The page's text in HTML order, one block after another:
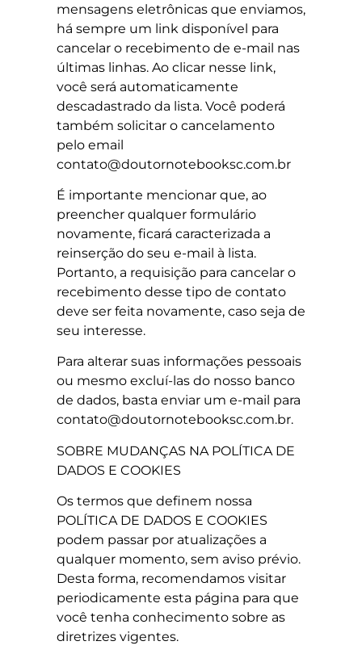
mensagens eletrônicas que enviamos,
há sempre um link disponível para
cancelar o recebimento de e-mail nas
últimas linhas. Ao clicar nesse link,
você será automaticamente
descadastrado da lista. Você poderá
também solicitar o cancelamento
pelo email
contato@doutornotebooksc.com.br
É importante mencionar que, ao
preencher qualquer formulário
novamente, ficará caracterizada a
reinserção do seu e-mail à lista.
Portanto, a requisição para cancelar o
recebimento desse tipo de contato
deve ser feita novamente, caso seja de
seu interesse.
Para alterar suas informações pessoais
ou mesmo excluí-las do nosso banco
de dados, basta enviar um e-mail para
contato@doutornotebooksc.com.br.
SOBRE MUDANÇAS NA POLÍTICA DE
DADOS E COOKIES
Os termos que definem nossa
POLÍTICA DE DADOS E COOKIES
podem passar por atualizações a
qualquer momento, sem aviso prévio.
Desta forma, recomendamos visitar
periodicamente esta página para que
você tenha conhecimento sobre as
diretrizes vigentes.